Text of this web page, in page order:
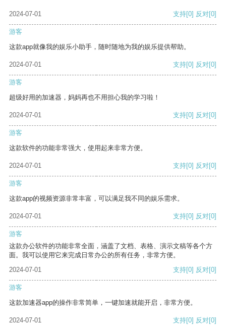
2024-07-01 支持[0] 反对[0]
游客
这款app就像我的娱乐小助手，随时随地为我的娱乐提供帮助。
2024-07-01 支持[0] 反对[0]
游客
超级好用的加速器，妈妈再也不用担心我的学习啦！
2024-07-01 支持[0] 反对[0]
游客
这款软件的功能非常强大，使用起来非常方便。
2024-07-01 支持[0] 反对[0]
游客
这款app的视频资源非常丰富，可以满足我不同的娱乐需求。
2024-07-01 支持[0] 反对[0]
游客
这款办公软件的功能非常全面，涵盖了文档、表格、演示文稿等各个方
面。我可以使用它来完成日常办公的所有任务，非常方便。
2024-07-01
支持[0] 反对[0]
游客
这款加速器app的操作非常简单，一键加速就能开启，非常方便。
2024-07-01 支持[0] 反对[0]